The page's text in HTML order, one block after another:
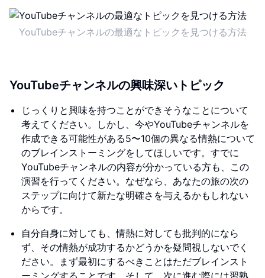
YouTubeチャンネルの最適なトピックを見つける方法
YouTubeチャンネルの興味深いトピック
じっくりと興味を持つことができそうなことについて
考えてください。しかし、今やYouTubeチャンネルを
作成できる可能性がある5〜10個の異なる情熱について
のブレインストーミングをしてほしいです。すでに
YouTubeチャンネルの内容が分かっている方も、この
演習を行ってください。なぜなら、あなたの旅の次の
ステップに向けて新たな明確さを与えるかもしれない
からです。
自分自身に対しても、情熱に対しても批判的になら
ず、その情熱が成功するかどうかを疑問視しないでく
ださい。まず最初にするべきことはただブレインスト
ーミングすることです。そして、次に進む際には習熟